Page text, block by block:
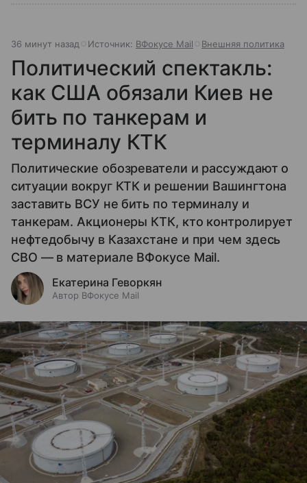
36 минут назад Источник: ВФокусе Mail Внешняя политика
Политический спектакль:
как США обязали Киев не
бить по танкерам и
терминалу КТК
Политические обозреватели и рассуждают о
ситуации вокруг КТК и решении Вашингтона
заставить ВСУ не бить по терминалу и
танкерам. Акционеры КТК, кто контролирует
нефтедобычу в Казахстане и при чем здесь
СВО — в материале ВФокусе Mail.
Екатерина Геворкян
Автор ВФокусе Mail